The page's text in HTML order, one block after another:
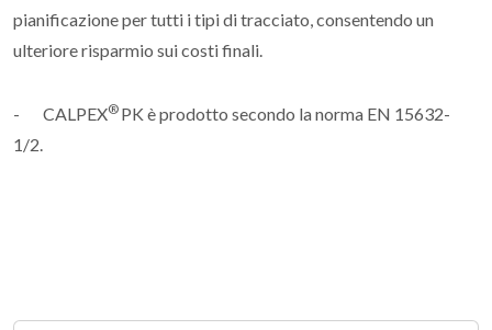
pianificazione per tutti i tipi di tracciato, consentendo un
ulteriore risparmio sui costi finali.
- CALPEX® PK è prodotto secondo la norma EN 15632-
1/2.